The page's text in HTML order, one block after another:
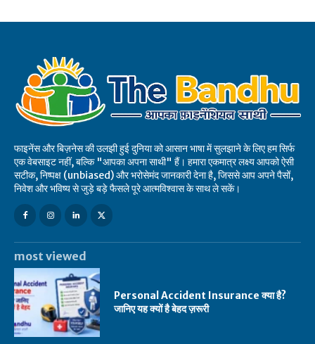
फाइनेंस और बिज़नेस की उलझी हुई दुनिया को आसान भाषा में सुलझाने के लिए हम सिर्फ
एक वेबसाइट नहीं, बल्कि "आपका अपना साथी" हैं। हमारा एकमात्र लक्ष्य आपको ऐसी
सटीक, निष्पक्ष (unbiased) और भरोसेमंद जानकारी देना है, जिससे आप अपने पैसों,
निवेश और भविष्य से जुड़े बड़े फैसले पूरे आत्मविश्वास के साथ ले सकें।
most viewed
Personal Accident Insurance क्या है?
जानिए यह क्यों है बेहद ज़रूरी